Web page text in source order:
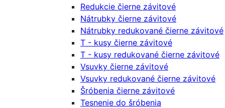
Redukcie čierne závitové
Nátrubky čierne závitové
Nátrubky redukované čierne závitové
T - kusy čierne závitové
T - kusy redukované čierne závitové
Vsuvky čierne závitové
Vsuvky redukované čierne závitové
Šróbenia čierne závitové
Tesnenie do šróbenia